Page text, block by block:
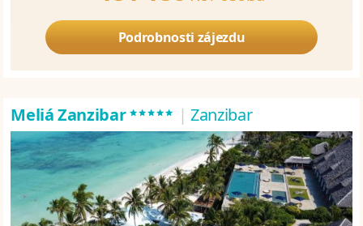
Podrobnosti zájezdu
Meliá Zanzibar***** | Zanzibar